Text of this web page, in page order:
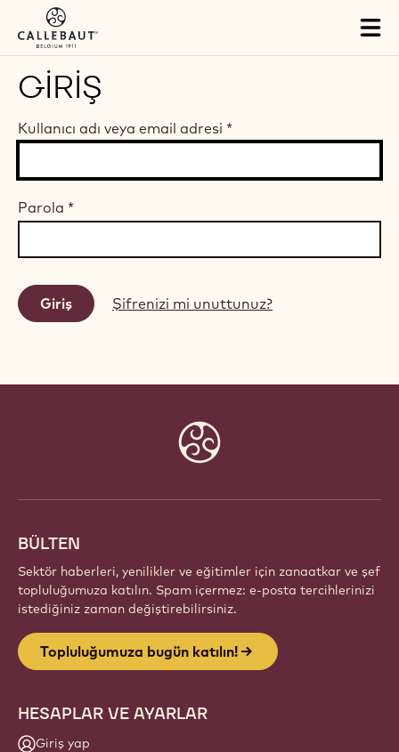
Skip to main content
GIRIŞ
Kullanıcı adı veya email adresi *
Parola *
Şifrenizi mi unuttunuz?
BÜLTEN
Sektör haberleri, yenilikler ve eğitimler için zanaatkar ve şef
topluluğumuza katılın. Spam içermez: e-posta tercihlerinizi
istediğiniz zaman değiştirebilirsiniz.
Topluluğumuza bugün katılın!
HESAPLAR VE AYARLAR
Giriş yap